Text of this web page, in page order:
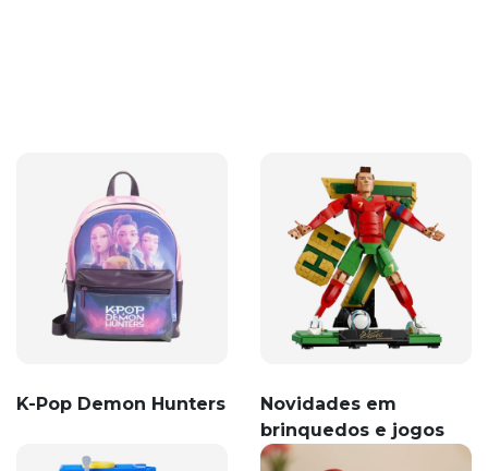
K-Pop Demon Hunters
Novidades em
brinquedos e jogos